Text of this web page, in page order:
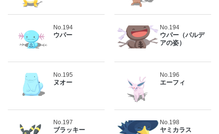
No.194
ウパー
No.194
ウパー（パルデ
アの姿）
No.195
ヌオー
No.196
エーフィ
No.197
ブラッキー
No.198
ヤミカラス